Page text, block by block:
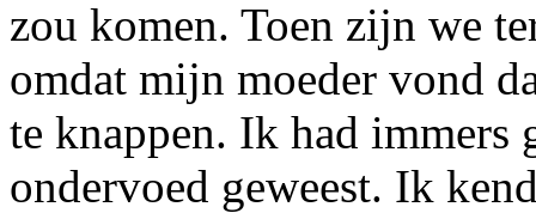
zou komen. Toen zijn we
omdat mijn moeder vond
te knappen. Ik had immers
ondervoed geweest. Ik